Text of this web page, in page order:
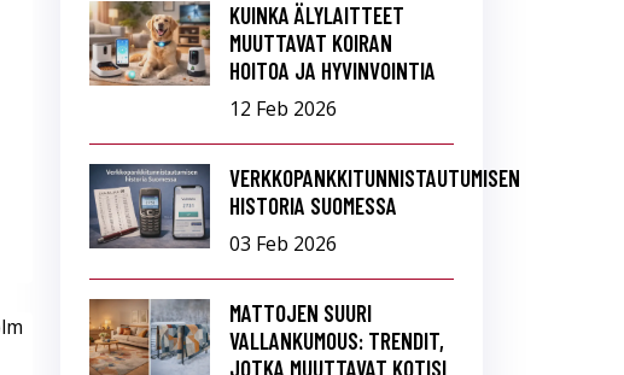
KUINKA ÄLYLAITTEET
MUUTTAVAT KOIRAN
HOITOA JA HYVINVOINTIA
12 Feb 2026
VERKKOPANKKITUNNISTAUTUMISEN
HISTORIA SUOMESSA
03 Feb 2026
MATTOJEN SUURI
VALLANKUMOUS: TRENDIT,
JOTKA MUUTTAVAT KOTISI